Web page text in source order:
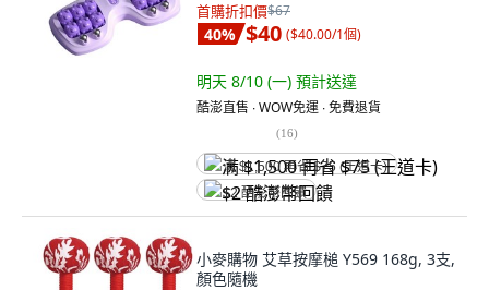
首購折扣價$67
40% $40 ($40.00/1個)
明天 8/10 (一) 預計送達
酷澎直售 ∙ WOW免運 ∙ 免費退貨
(16)
满 $1,500 再省 $75 (王道卡)
$2 酷澎幣回饋
小麥購物 艾草按摩槌 Y569 168g, 3支,
顏色隨機